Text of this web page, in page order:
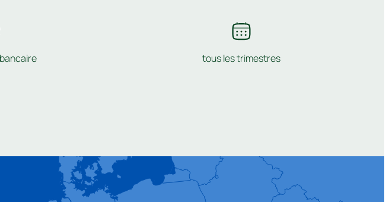
tous les trimestres